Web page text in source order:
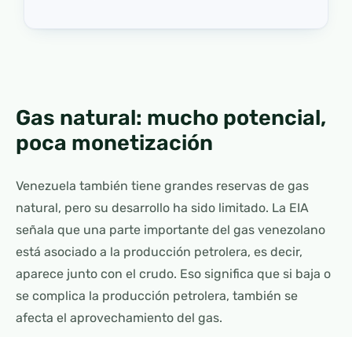
Gas natural: mucho potencial,
poca monetización
Venezuela también tiene grandes reservas de gas
natural, pero su desarrollo ha sido limitado. La EIA
señala que una parte importante del gas venezolano
está asociado a la producción petrolera, es decir,
aparece junto con el crudo. Eso significa que si baja o
se complica la producción petrolera, también se
afecta el aprovechamiento del gas.